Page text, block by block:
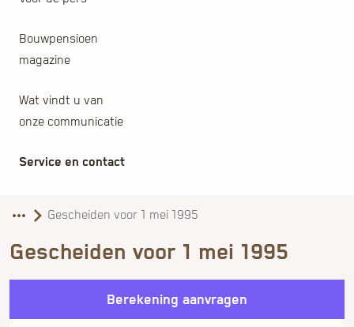
Bouwpensioen
magazine
Wat vindt u van
onze communicatie
Service en contact
Gescheiden voor 1 mei 1995
Berekening aanvragen